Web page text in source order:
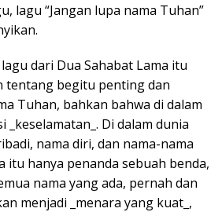
lagu “Jangan lupa nama Tuhan”
dari Dua Sahabat Lama itu
tentang begitu penting dan
Tuhan, bahkan bahwa di dalam
_keselamatan_. Di dalam dunia
nama diri, dan nama-nama
itu hanya penanda sebuah benda,
nama yang ada, pernah dan
menjadi _menara yang kuat_,